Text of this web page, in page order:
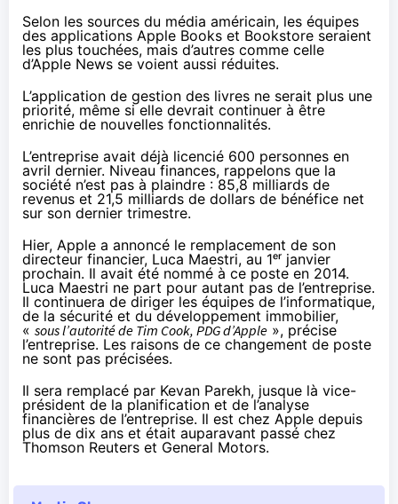
Selon les sources du média américain, les équipes
des applications Apple Books et Bookstore seraient
les plus touchées, mais d’autres comme celle
d’Apple News se voient aussi réduites.
L’application de gestion des livres ne serait plus une
priorité, même si elle devrait continuer à être
enrichie de nouvelles fonctionnalités.
L’entreprise avait déjà licencié 600 personnes en
avril dernier. Niveau finances, rappelons que la
société n’est pas à plaindre : 85,8 milliards de
revenus et 21,5 milliards de dollars de bénéfice net
sur son dernier trimestre.
Hier, Apple a annoncé le remplacement de son
directeur financier, Luca Maestri, au 1ᵉʳ janvier
prochain. Il avait été nommé à ce poste en 2014.
Luca Maestri ne part pour autant pas de l’entreprise.
Il continuera de diriger les équipes de l’informatique,
de la sécurité et du développement immobilier,
« sous l’autorité de Tim Cook, PDG d’Apple », précise
l’entreprise. Les raisons de ce changement de poste
ne sont pas précisées.
Il sera remplacé par Kevan Parekh, jusque là vice-
président de la planification et de l’analyse
financières de l’entreprise. Il est chez Apple depuis
plus de dix ans et était auparavant passé chez
Thomson Reuters et General Motors.